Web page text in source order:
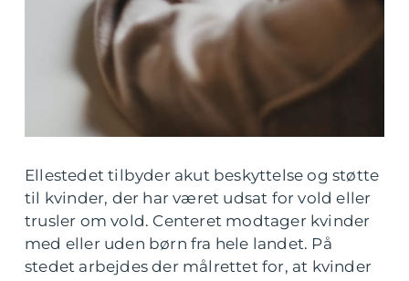
Ellestedet tilbyder akut beskyttelse og støtte
til kvinder, der har været udsat for vold eller
trusler om vold. Centeret modtager kvinder
med eller uden børn fra hele landet. På
stedet arbejdes der målrettet for, at kvinder